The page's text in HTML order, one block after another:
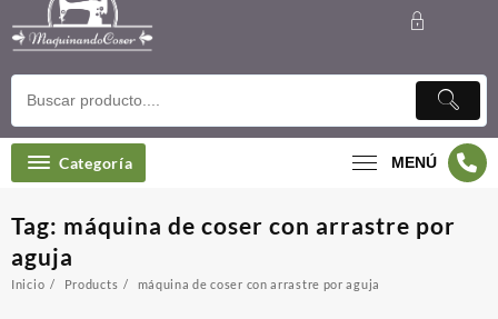
Categoría MENÚ
Tag: máquina de coser con arrastre por
aguja
Inicio Products máquina de coser con arrastre por aguja